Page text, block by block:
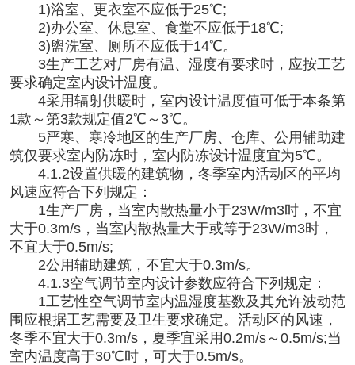
1)浴室、更衣室不应低于25℃;
2)办公室、休息室、食堂不应低于18℃;
3)盥洗室、厕所不应低于14℃。
3生产工艺对厂房有温、湿度有要求时，应按工艺
要求确定室内设计温度。
4采用辐射供暖时，室内设计温度值可低于本条第
1款～第3款规定值2℃～3℃。
5严寒、寒冷地区的生产厂房、仓库、公用辅助建
筑仅要求室内防冻时，室内防冻设计温度宜为5℃。
4.1.2设置供暖的建筑物，冬季室内活动区的平均
风速应符合下列规定：
1生产厂房，当室内散热量小于23W/m3时，不宜
大于0.3m/s，当室内散热量大于或等于23W/m3时，
不宜大于0.5m/s;
2公用辅助建筑，不宜大于0.3m/s。
4.1.3空气调节室内设计参数应符合下列规定：
1工艺性空气调节室内温湿度基数及其允许波动范
围应根据工艺需要及卫生要求确定。活动区的风速，
冬季不宜大于0.3m/s，夏季宜采用0.2m/s～0.5m/s;当
室内温度高于30℃时，可大于0.5m/s。